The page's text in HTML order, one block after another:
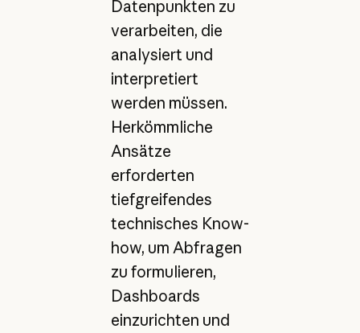
Datenpunkten zu
verarbeiten, die
analysiert und
interpretiert
werden müssen.
Herkömmliche
Ansätze
erforderten
tiefgreifendes
technisches Know-
how, um Abfragen
zu formulieren,
Dashboards
einzurichten und